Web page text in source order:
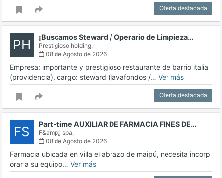
Oferta destacada
PH ¡Buscamos Steward / Operario de Limpieza…
Prestigioso holding,
08 de Agosto de 2026
Empresa: importante y prestigioso restaurante de barrio italia
(providencia). cargo: steward (lavafondos /… Ver más
Oferta destacada
FS Part-time AUXILIAR DE FARMACIA FINES DE…
F&amp;j spa,
08 de Agosto de 2026
Farmacia ubicada en villa el abrazo de maipú, necesita incorp
orar a su equipo… Ver más